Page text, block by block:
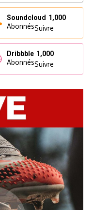
Soundcloud 1,000
AbonnésSuivre
Dribbble 1,000
AbonnésSuivre